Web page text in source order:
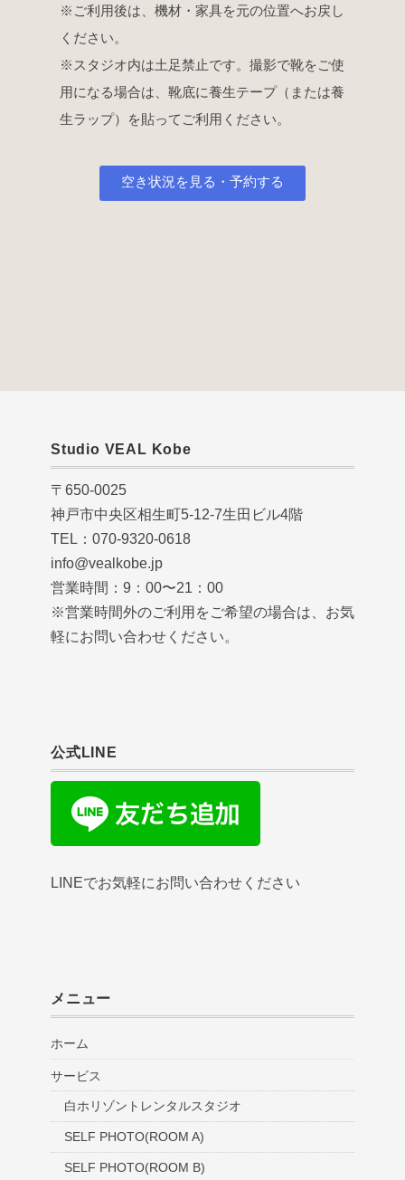
※ご利用後は、機材・家具を元の位置へお戻し
ください。
※スタジオ内は土足禁止です。撮影で靴をご使
用になる場合は、靴底に養生テープ（または養
生ラップ）を貼ってご利用ください。
空き状況を見る・予約する
Studio VEAL Kobe
〒650-0025
神戸市中央区相生町5-12-7生田ビル4階
TEL：070-9320-0618
info@vealkobe.jp
営業時間：9：00〜21：00
※営業時間外のご利用をご希望の場合は、お気
軽にお問い合わせください。
公式LINE
LINEでお気軽にお問い合わせください
メニュー
ホーム
サービス
白ホリゾントレンタルスタジオ
SELF PHOTO(ROOM A)
SELF PHOTO(ROOM B)